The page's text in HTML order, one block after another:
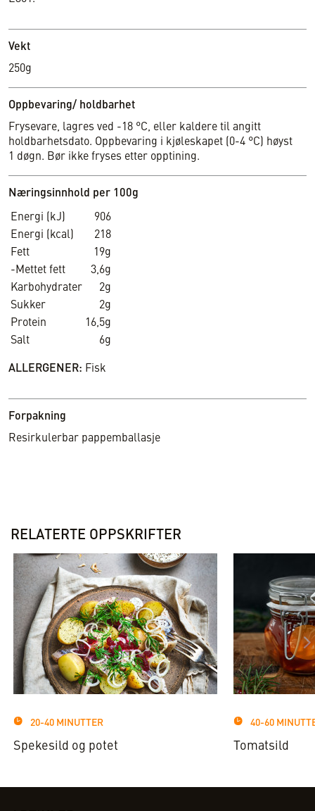
Vekt
250g
Oppbevaring/ holdbarhet
Frysevare, lagres ved -18 °C, eller kaldere til angitt
holdbarhetsdato. Oppbevaring i kjøleskapet (0-4 °C) høyst
1 døgn. Bør ikke fryses etter opptining.
Næringsinnhold per 100g
Energi (kJ)
906
Energi (kcal)
218
Fett
19g
-Mettet fett
3,6g
Karbohydrater
2g
Sukker
2g
Protein
16,5g
Salt
6g
ALLERGENER: Fisk
Forpakning
Resirkulerbar pappemballasje
RELATERTE OPPSKRIFTER
20-40 MINUTTER
Spekesild og potet
40-60
Tomatsild